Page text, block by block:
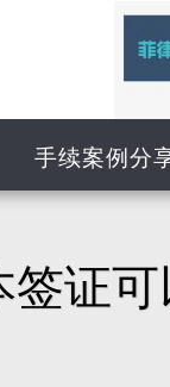
手续案例分
证